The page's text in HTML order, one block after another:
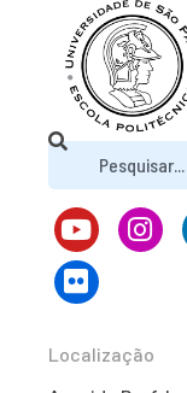
Localização